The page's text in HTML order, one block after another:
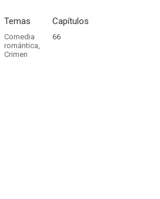
Temas
Comedia
romántica,
Crimen
Capítulos
66